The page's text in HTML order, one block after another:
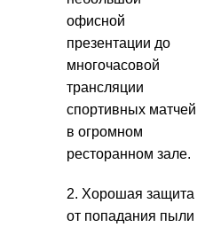
офисной
презентации до
многочасовой
трансляции
спортивных матчей
в огромном
ресторанном зале.
2. Хорошая защита
от попадания пыли